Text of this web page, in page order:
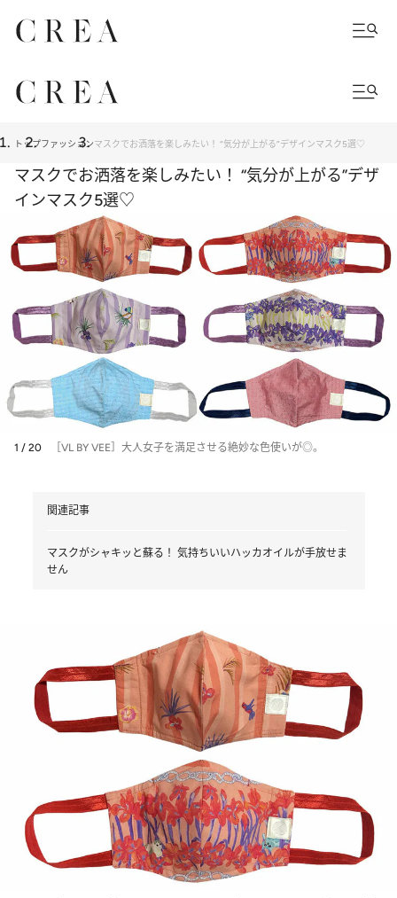
トップファッションマスクでお洒落を楽しみたい！ “気分が上がる”デザインマスク5選♡
マスクでお洒落を楽しみたい！ “気分が上がる”デザ
インマスク5選♡
1 / 20 ［VL BY VEE］大人女子を満足させる絶妙な色使いが◎。
関連記事
マスクがシャキッと蘇る！ 気持ちいいハッカオイルが手放せま
せん